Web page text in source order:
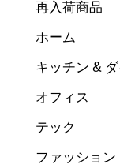
再入荷商品
ホーム
キッチン &
オフィス
テック
ファッション